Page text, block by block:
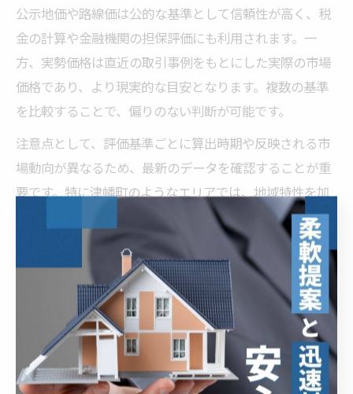
公示地価や路線価は公的な基準として信頼性が高く、税
金の計算や金融機関の担保評価にも利用されます。一
方、実勢価格は直近の取引事例をもとにした実際の市場
価格であり、より現実的な目安となります。複数の基準
を比較することで、偏りのない判断が可能です。
注意点として、評価基準ごとに算出時期や反映される市
場動向が異なるため、最新のデータを確認することが重
要です。特に津幡町のようなエリアでは、地域特性を加
味した柔軟な評価も必要となります。
不動産売却と価格交渉の基本的な進め方
不動産売却時の価格交渉は、売主・買主双方の条件を調
整しながら進めていく重要なプロセスです。まずは希望
売却価格と最低許容価格を明確にし、交渉の幅を事前に
設定しておきましょう。津幡町では、地域の市場相場や
競合物件の動きも交渉材料となります。